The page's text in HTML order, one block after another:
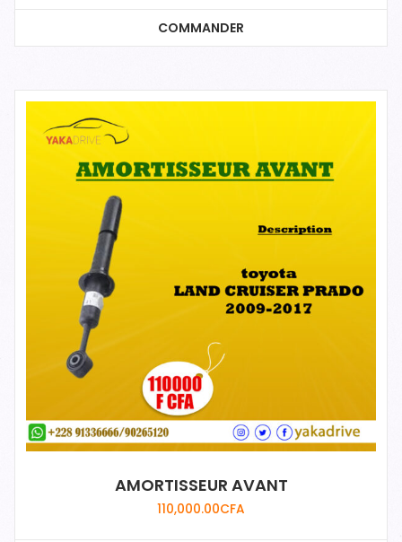
COMMANDER
AMORTISSEUR AVANT
110,000.00CFA